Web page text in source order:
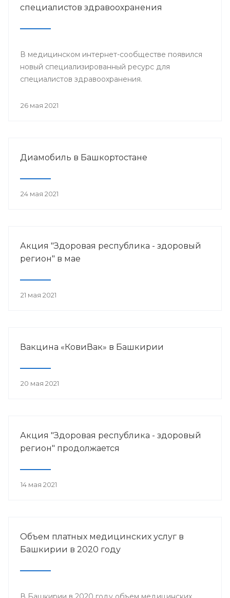
специалистов здравоохранения
В медицинском интернет-сообществе появился
новый специализированный ресурс для
специалистов здравоохранения.
26 мая 2021
Диамобиль в Башкортостане
24 мая 2021
Акция "Здоровая республика - здоровый
регион" в мае
21 мая 2021
Вакцина «КовиВак» в Башкирии
20 мая 2021
Акция "Здоровая республика - здоровый
регион" продолжается
14 мая 2021
Объем платных медицинских услуг в
Башкирии в 2020 году